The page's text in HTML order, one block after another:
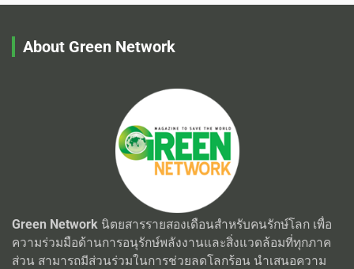
About Green Network
Green Network นิตยสารรายสองเดือนสำหรับคนรักษ์โลก เพื่อ
ความร่วมมือด้านการอนุรักษ์พลังงานและสิ่งแวดล้อมที่ทุกภาค
ส่วน สามารถมีส่วนร่วมในการช่วยลดโลกร้อน นำเสนอความ